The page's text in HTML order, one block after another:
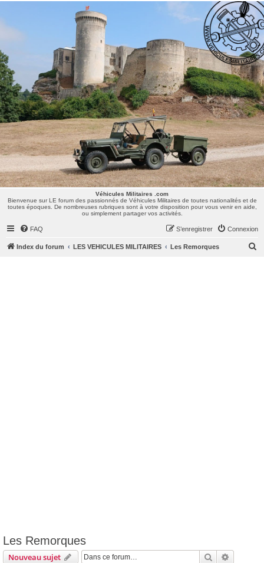
Véhicules Militaires .com
Bienvenue sur LE forum des passionnés de Véhicules Militaires de toutes nationalités et de
toutes époques. De nombreuses rubriques sont à votre disposition pour vous venir en aide,
ou simplement partager vos activités.
Véhicules Militaires .com
Bienvenue sur LE forum des passionnés de Véhicules Militaires de toutes nationalités et de
toutes époques. De nombreuses rubriques sont à votre disposition pour vous venir en aide,
ou simplement partager vos activités.
FAQ Connexion
S’enregistrer
Index du forum LES VEHICULES MILITAIRES Les Remorques
Les Remorques
Nouveau sujet Rechercher